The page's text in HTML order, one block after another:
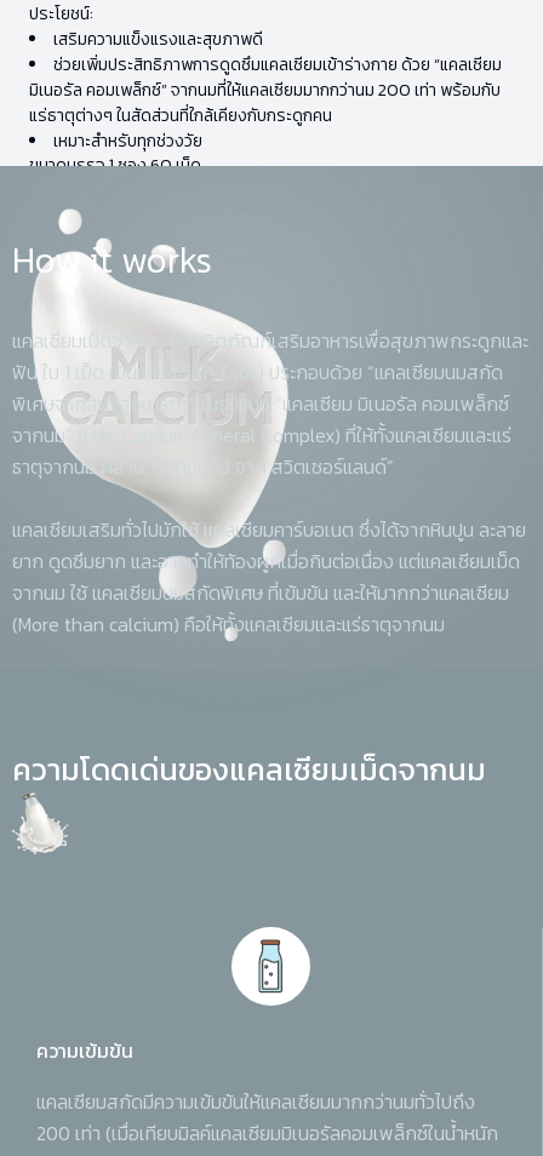
ประโยชน์:
เสริมความแข็งแรงและสุขภาพดี
ช่วยเพิ่มประสิทธิภาพการดูดซึมแคลเซียมเข้าร่างกาย ด้วย “แคลเซียม
มิเนอรัล คอมเพล็กซ์” จากนมที่ให้แคลเซียมมากกว่านม 200 เท่า พร้อมกับ
แร่ธาตุต่างๆ ในสัดส่วนที่ใกล้เคียงกับกระดูกคน
เหมาะสำหรับทุกช่วงวัย
ขนาดบรรจุ 1 ซอง 60 เม็ด
How it works
แคลเซียมเม็ดจากนม คือผลิตภัณฑ์เสริมอาหารเพื่อสุขภาพกระดูกและ
ฟัน ใน 1 เม็ด (มินิแท็บ Mini-Tabs) ประกอบด้วย “แคลเซียมนมสกัด
พิเศษจากสหรัฐอเมริกา” ในรูปแบบ “แคลเซียม มิเนอรัล คอมเพล็กซ์
จากนม” (Milk Calcium Mineral Complex) ที่ให้ทั้งแคลเซียมและแร่
ธาตุจากนม ผสาน “วิตามินดี3 จาก สวิตเซอร์แลนด์”
แคลเซียมเสริมทั่วไปมักใช้ แคลเซียมคาร์บอเนต ซึ่งได้จากหินปูน ละลาย
ยาก ดูดซึมยาก และอาจทำให้ท้องผูกเมื่อกินต่อเนื่อง แต่แคลเซียมเม็ด
จากนม ใช้ แคลเซียมนมสกัดพิเศษ ที่เข้มข้น และให้มากกว่าแคลเซียม
(More than calcium) คือให้ทั้งแคลเซียมและแร่ธาตุจากนม
ความโดดเด่นของแคลเซียมเม็ดจากนม
ความเข้มข้น
แคลเซียมสกัดมีความเข้มข้นให้แคลเซียมมากกว่านมทั่วไปถึง
200 เท่า (เมื่อเทียบมิลค์แคลเซียมมิเนอรัลคอมเพล็กซ์ในน้ำหนัก